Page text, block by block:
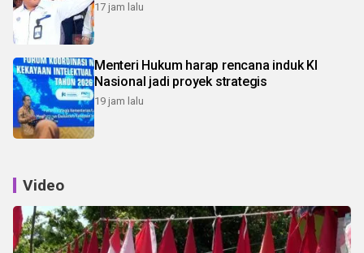
17 jam lalu
Menteri Hukum harap rencana induk KI
Nasional jadi proyek strategis
19 jam lalu
Video